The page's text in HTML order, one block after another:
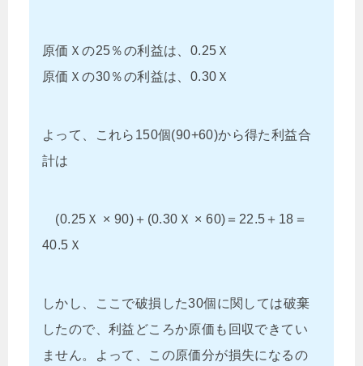
原価Ｘの25％の利益は、0.25Ｘ
原価Ｘの30％の利益は、0.30Ｘ
よって、これら150個(90+60)から得た利益合
計は
(0.25Ｘ × 90)＋(0.30Ｘ × 60)＝22.5＋18＝
40.5Ｘ
しかし、ここで破損した30個に関しては破棄
したので、利益どころか原価も回収できてい
ません。よって、この原価分が損失になるの